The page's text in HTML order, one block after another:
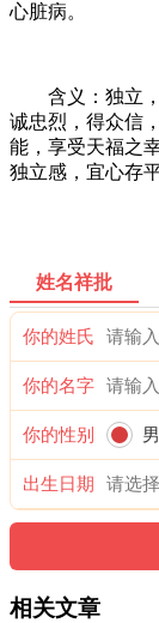
心脏病。
含义：独立，
诚忠烈，得众信
能，享受天福之
独立感，宜心存
姓名祥批
你的姓氏
你的名字
你的性别 男
出生日期
相关文章